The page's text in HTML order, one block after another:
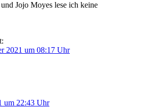
Jojo Moyes lese ich keine
2021 um 08:17 Uhr
um 22:43 Uhr